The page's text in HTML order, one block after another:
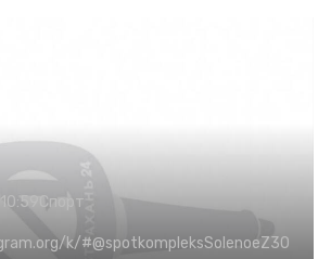
Спорт
k/#@spotkompleksSolenoeZ30